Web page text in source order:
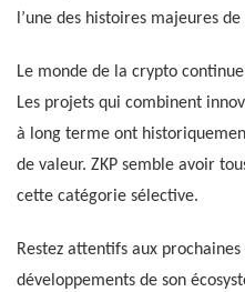
l’une des histoires majeures de
Le monde de la crypto
Les projets qui combinent
à long terme ont
de valeur. ZKP semble avoir
cette catégorie sélective.
Restez attentifs aux
développements de son